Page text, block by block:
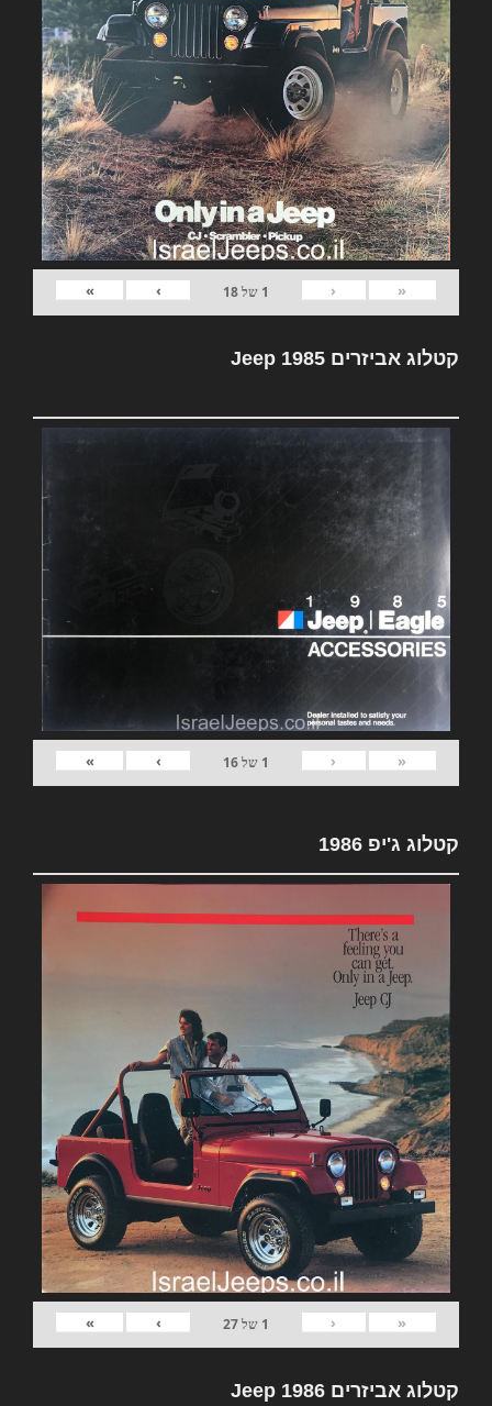
«
‹
1 של18
›
»
קטלוג אביזרים Jeep 1985
«
‹
1 של16
›
»
קטלוג ג'יפ 1986
«
‹
1 של27
›
»
קטלוג אביזרים Jeep 1986